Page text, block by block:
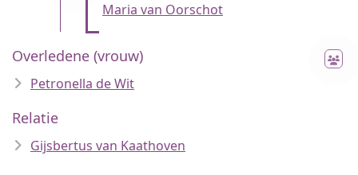
Maria van Oorschot
Overledene (vrouw)
Petronella de Wit
Relatie
Gijsbertus van Kaathoven